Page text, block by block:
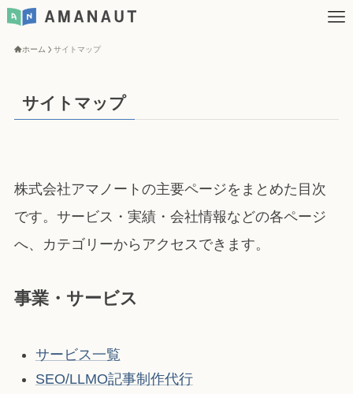
ホーム サイトマップ
サイトマップ
株式会社アマノートの主要ページをまとめた目次
です。サービス・実績・会社情報などの各ページ
へ、カテゴリーからアクセスできます。
事業・サービス
サービス一覧
SEO/LLMO記事制作代行